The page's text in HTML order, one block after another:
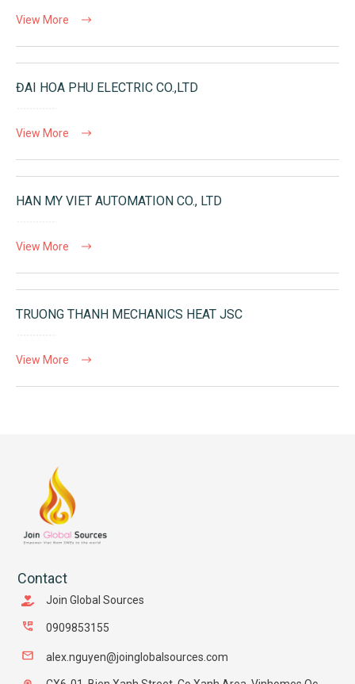
View More
ĐAI HOA PHU ELECTRIC CO.,LTD
View More
HAN MY VIET AUTOMATION CO., LTD
View More
TRUONG THANH MECHANICS HEAT JSC
View More
Contact
Join Global Sources
0909853155
alex.nguyen@joinglobalsources.com